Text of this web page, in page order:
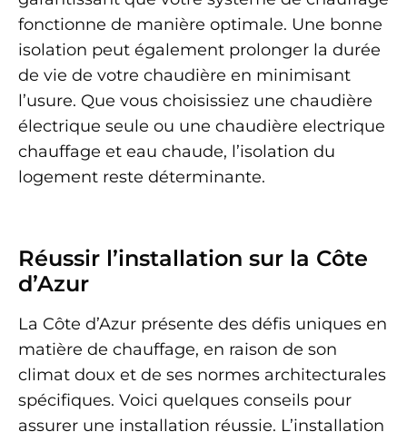
fonctionne de manière optimale. Une bonne
isolation peut également prolonger la durée
de vie de votre chaudière en minimisant
l’usure. Que vous choisissiez une chaudière
électrique seule ou une chaudière electrique
chauffage et eau chaude, l’isolation du
logement reste déterminante.
Réussir l’installation sur la Côte
d’Azur
La Côte d’Azur présente des défis uniques en
matière de chauffage, en raison de son
climat doux et de ses normes architecturales
spécifiques. Voici quelques conseils pour
assurer une installation réussie. L’installation